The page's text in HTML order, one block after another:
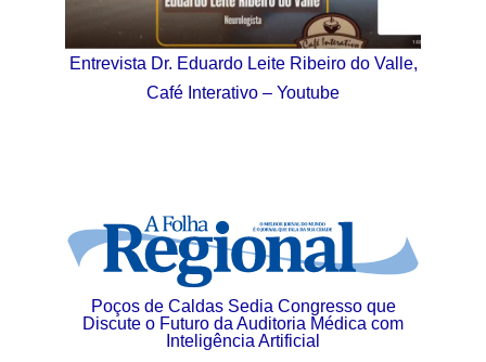
Entrevista Dr. Eduardo Leite Ribeiro do Valle,
Café Interativo – Youtube
Poços de Caldas Sedia Congresso que
Discute o Futuro da Auditoria Médica com
Inteligência Artificial